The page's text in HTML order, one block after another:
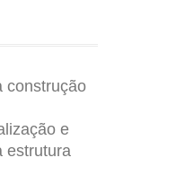
construção
e
estrutura